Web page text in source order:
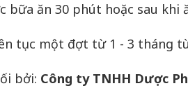
ăn 30 phút hoặc sau khi
một đợt từ 1 - 3 tháng
bởi: Công ty TNHH Dược